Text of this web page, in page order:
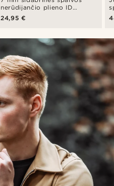
nerūdijančio plieno ID
apyrankė
24,95 €